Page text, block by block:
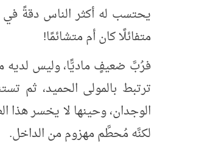
يحتسب له أكثر الناس دقةً في
متفائلًا كان أم متشائمًا!
فرُبَّ ضعيفٍ ماديًّا، وليس لديه
ترتبط بالمولى الحميد، ثم
الوجدان، وحينها لا يخسر هذا
لكنَّه مُحطَّم مهزوم من الداخل.